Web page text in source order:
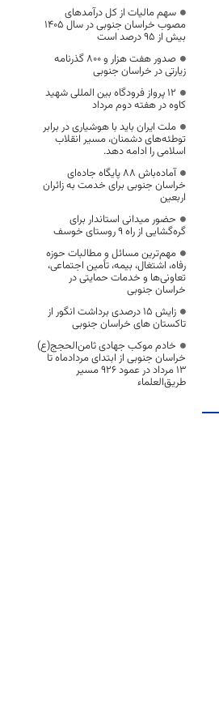
سهم مالیات از کل درآمدهای
مصوب خراسان جنوبی در سال ۱۴۰۵
بیش از ۹۵ درصد است
صدور هفت هزار و ۸۰۰ گذرنامه
زیارتی در خراسان جنوبی
۱۲ پرواز فرودگاه بین المللی شهید
کاوه در هفته دوم مرداد
ملت ایران باید با هوشیاری در برابر
توطئه‌های دشمنان، مسیر انقلاب
اسلامی را ادامه دهد.
آماده‌باش ۸۸ پایگاه جاده‌ای
خراسان جنوبی برای خدمت به زائران
اربعین
حضور میدانی استاندار برای
گره‌گشایی از راه ۹ روستای خوسف
مهم‌ترین مسائل و مطالبات حوزه
رفاه، اشتغال، بیمه، تأمین اجتماعی،
تعاونی‌ها و خدمات حمایتی در
خراسان جنوبی
زایش ۱۵ درصدی برداشت انگور از
تاکستان های خراسان جنوبی
خادم موکب جهادی ثامن‌الحجج(ع)
خراسان جنوبی از ابتدای مردادماه تا
۱۳ مرداد در عمود ۹۲۶ مسیر
طریق‌العلماء